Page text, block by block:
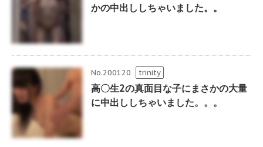
かの中出ししちゃいました。。
No.200120 trinity
高〇生2の真面目な子にまさかの大量
に中出ししちゃいました。。。